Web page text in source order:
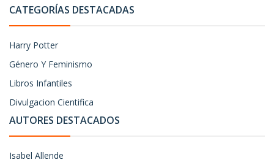
CATEGORÍAS DESTACADAS
Harry Potter
Género Y Feminismo
Libros Infantiles
Divulgacion Cientifica
AUTORES DESTACADOS
Isabel Allende